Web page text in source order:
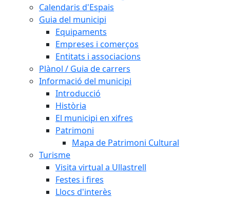
Calendaris d'Espais
Guia del municipi
Equipaments
Empreses i comerços
Entitats i associacions
Plànol / Guia de carrers
Informació del municipi
Introducció
Història
El municipi en xifres
Patrimoni
Mapa de Patrimoni Cultural
Turisme
Visita virtual a Ullastrell
Festes i fires
Llocs d'interès